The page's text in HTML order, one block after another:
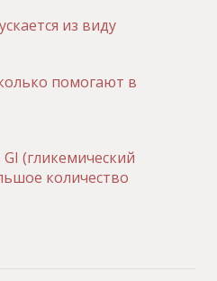
из виду
помогают в
(гликемический
количество